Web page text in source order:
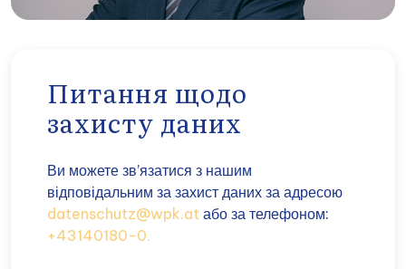
Питання щодо
захисту даних
Ви можете зв’язатися з нашим
відповідальним за захист даних за адресою
datenschutz@wpk.at або за телефоном:
+43140180-0.